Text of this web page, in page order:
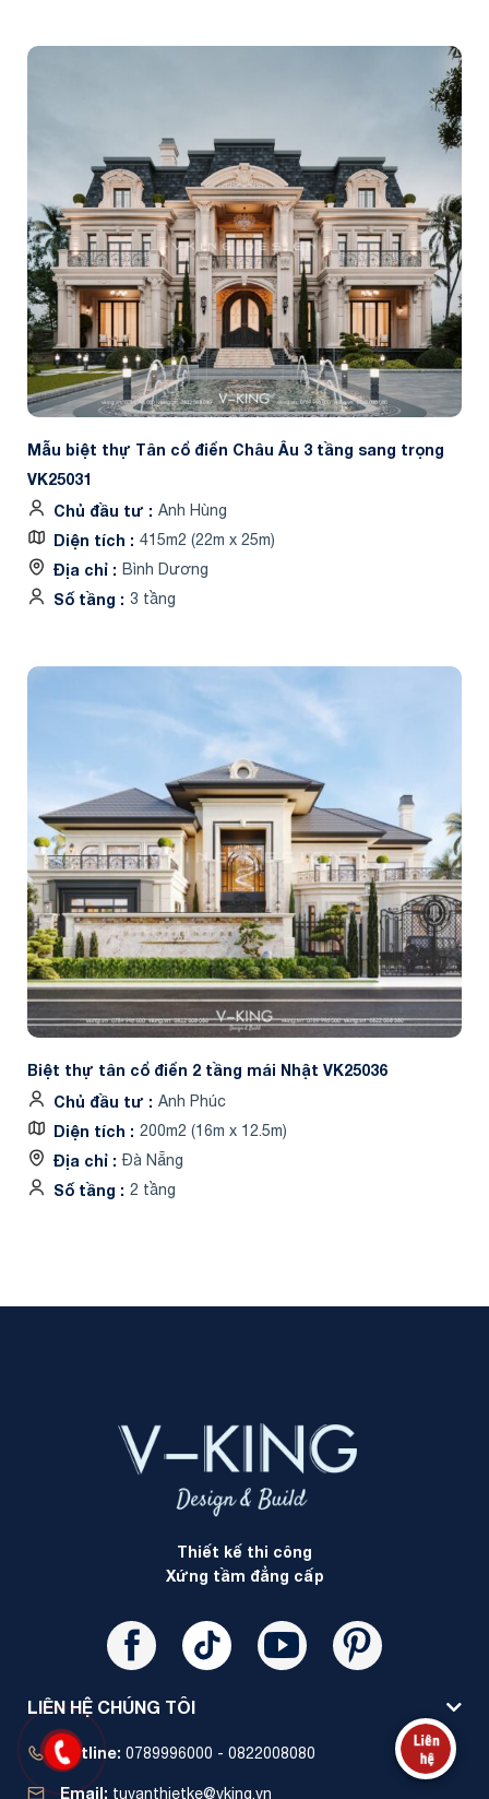
Mẫu biệt thự Tân cổ điển Châu Âu 3 tầng sang trọng
VK25031
Chủ đầu tư
Anh Hùng
Diện tích 415m2 (22m x 25m)
Địa chỉ Bình Dương
Số tầng 3 tầng
Biệt thự tân cổ điển 2 tầng mái Nhật VK25036
Chủ đầu tư
Anh Phúc
Diện tích 200m2 (16m x 12.5m)
Địa chỉ Đà Nẵng
Số tầng 2 tầng
Thiết kế thi công
Xứng tầm đẳng cấp
LIÊN HỆ CHÚNG TÔI
Hotline: 0789996000 - 0822008080
Email: tuvanthietke@vking.vn